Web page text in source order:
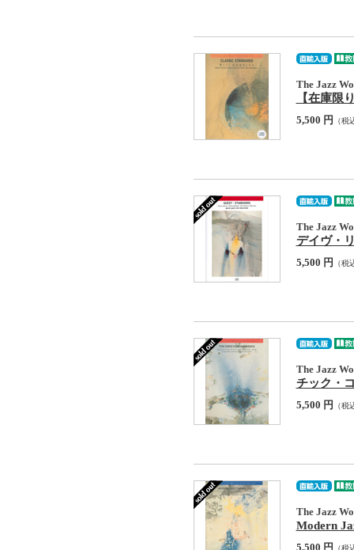
The Jazz
【在庫限
5,500 円 （税
The Jazz
デイヴ・
5,500 円 （税
The Jazz
チック・
5,500 円 （税
The Jazz
Modern
5,500 円 （税